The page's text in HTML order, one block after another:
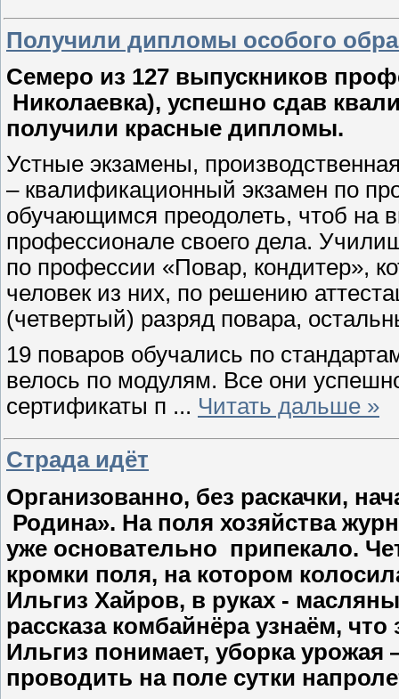
Получили дипломы особого
Семеро из 127 выпускников
Николаевка), успешно сдав
получили красные дипломы.
Устные экзамены,
– квалификационный экзамен по
обучающимся преодолеть, чтоб на
профессионале своего дела.
по профессии «Повар, кондитер»,
человек из них, по решению
(четвертый) разряд повара,
19 поваров обучались по
велось по модулям. Все они
сертификаты п ... Читать дальше »
Страда идёт
Организованно, без раскачки,
Родина». На поля хозяйства
уже основательно припекало.
кромки поля, на котором
Ильгиз Хайров, в руках -
рассказа комбайнёра узнаём,
Ильгиз понимает, уборка урожая
проводить на поле сутки